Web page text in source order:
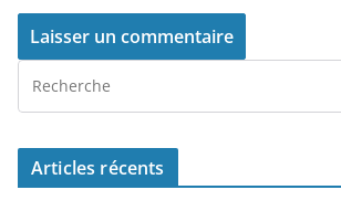
Articles récents